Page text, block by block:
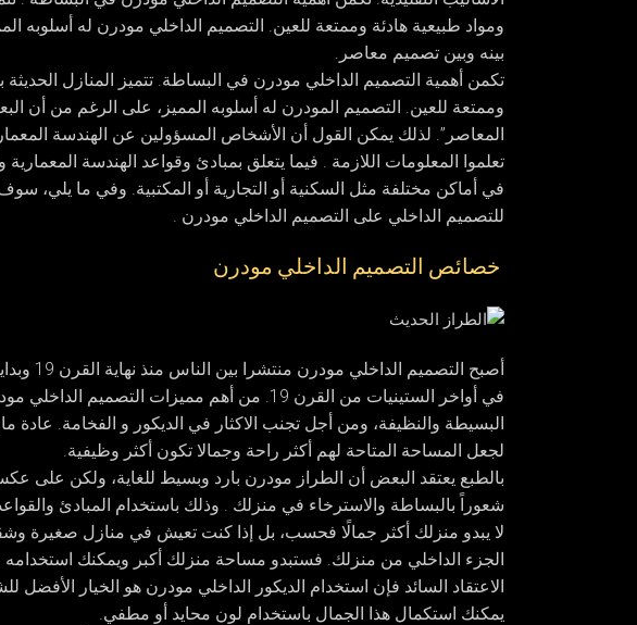
ومواد طبيعية هادئة وممتعة للعين. التصميم الداخلي مودرن له أسلوبه
بينه وبين تصميم معاصر.
تكمن أهمية التصميم الداخلي مودرن في البساطة. تتميز المنازل
وممتعة للعين. التصميم المودرن له أسلوبه المميز، على الرغم من أن
المعاصر”. لذلك يمكن القول أن الأشخاص المسؤولين عن الهندسة
تعلموا المعلومات اللازمة . فيما يتعلق بمبادئ وقواعد الهندسة
في أماكن مختلفة مثل السكنية أو التجارية أو المكتبية. وفي ما
للتصميم الداخلي على التصميم الداخلي مودرن .
خصائص التصميم الداخلي مودرن
أصبح التصميم الداخلي مودرن
منتشرا
في أواخر الستينيات من القرن 19. من أهم مميزات
البسيطة والنظيفة، ومن أجل تجنب الاكثار في الديكور و الفخامة.
لجعل المساحة المتاحة لهم أكثر راحة وجمالا تكون أكثر وظيفية.
بالطبع يعتقد البعض أن الطراز مودرن بارد وبسيط للغاية، ولكن على
شعوراً بالبساطة والاسترخاء في منزلك . وذلك باستخدام المبادئ
لا يبدو منزلك أكثر جمالًا فحسب، بل إذا كنت تعيش في منازل صغيرة
الجزء الداخلي من منزلك. فستبدو مساحة منزلك أكبر ويمكنك
الاعتقاد السائد فإن استخدام الديكور الداخلي مودرن هو الخيار
يمكنك استكمال هذا الجمال باستخدام لون محايد أو مطفي.